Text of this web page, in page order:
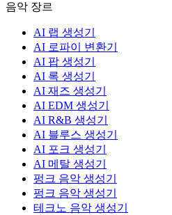
음악 장르
AI 랩 생성기
AI 로파이 변환기
AI 팝 생성기
AI 록 생성기
AI 재즈 생성기
AI EDM 생성기
AI R&B 생성기
AI 블루스 생성기
AI 포크 생성기
AI 메탈 생성기
펑크 음악 생성기
펑크 음악 생성기
테크노 음악 생성기